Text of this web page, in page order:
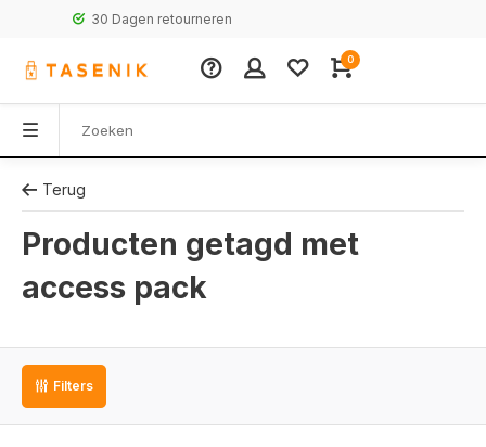
30 Dagen retourneren
0
Terug
Producten getagd met
access pack
Filters